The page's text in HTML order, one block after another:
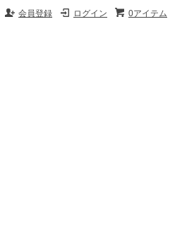
0アイテム
ログイン
会員登録